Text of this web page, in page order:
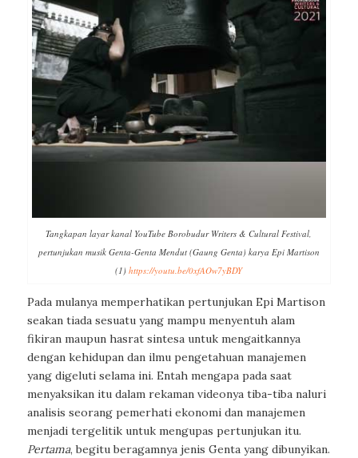
Tangkapan layar kanal YouTube Borobudur Writers & Cultural Festival,
pertunjukan musik Genta-Genta Mendut (Gaung Genta) karya Epi Martison
(1)https://youtu.be/0xfAOw7yBDY
Pada mulanya memperhatikan pertunjukan Epi Martison
seakan tiada sesuatu yang mampu menyentuh alam
fikiran maupun hasrat sintesa untuk mengaitkannya
dengan kehidupan dan ilmu pengetahuan manajemen
yang digeluti selama ini. Entah mengapa pada saat
menyaksikan itu dalam rekaman videonya tiba-tiba naluri
analisis seorang pemerhati ekonomi dan manajemen
menjadi tergelitik untuk mengupas pertunjukan itu.
Pertama, begitu beragamnya jenis Genta yang dibunyikan.